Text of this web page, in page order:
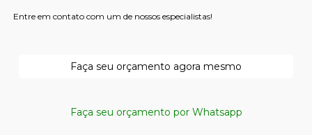
Entre em contato com um de nossos especialistas!
Faça seu orçamento agora mesmo
Faça seu orçamento por Whatsapp